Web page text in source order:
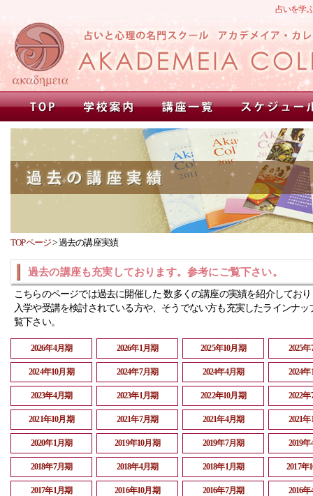
占いを学
TOPページ>過去の講座実績
過去の講座も充実しております。参考にご覧下さい。
こちらのページでは過去に開催した 数多くの講座の実績を紹介してお
入学や受講を検討されている方や、そうでない方も充実したラインナッ
覧下さい。
2026年4月期 2026年1月期 2025年10月期 2025
2024年10月期 2024年7月期 2024年4月期 2024
2023年4月期 2023年1月期 2022年10月期 2022
2021年10月期 2021年7月期 2021年4月期 2021
2020年1月期 2019年10月期 2019年7月期 2019
2018年7月期 2018年4月期 2018年1月期 2017年
2017年1月期 2016年10月期 2016年7月期 2016